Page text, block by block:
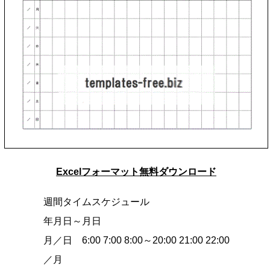
Excelフォーマット無料ダウンロード
週間タイムスケジュール
年月日～月日
月／日 6:00 7:00 8:00～20:00 21:00 22:00
／月